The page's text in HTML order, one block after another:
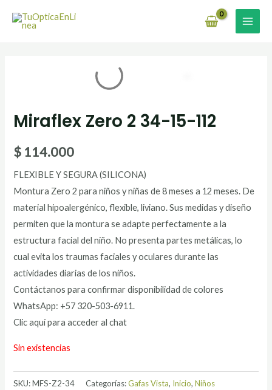
Miraflex Zero 2 34-15-112
$ 114.000
FLEXIBLE Y SEGURA (SILICONA)
Montura Zero 2 para niños y niñas de 8 meses a 12 meses. De
material hipoalergénico, flexible, liviano. Sus medidas y diseño
permiten que la montura se adapte perfectamente a la
estructura facial del niño. No presenta partes metálicas, lo
cual evita los traumas faciales y oculares durante las
actividades diarias de los niños.
Contáctanos para confirmar disponibilidad de colores
WhatsApp: +57 320-503-6911.
Clic aquí para acceder al chat
Sin existencias
SKU:MFS-Z2-34 Categorías:Gafas Vista, Inicio,Niños